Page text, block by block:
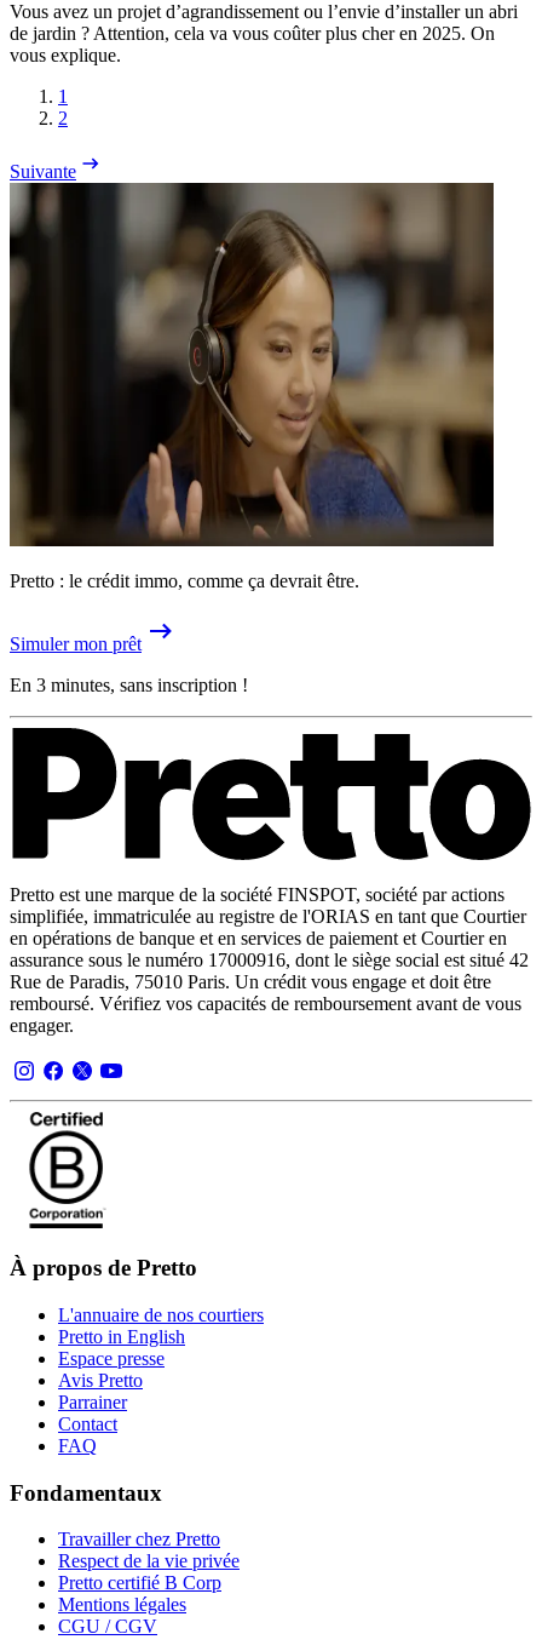
Vous avez un projet d’agrandissement ou l’envie d’installer un abri
de jardin ? Attention, cela va vous coûter plus cher en 2025. On
vous explique.
1
2
Suivante
Pretto : le crédit immo, comme ça devrait être.
Simuler mon prêt
En 3 minutes, sans inscription !
Pretto est une marque de la société FINSPOT, société par actions
simplifiée, immatriculée au registre de l'ORIAS en tant que Courtier
en opérations de banque et en services de paiement et Courtier en
assurance sous le numéro 17000916, dont le siège social est situé 42
Rue de Paradis, 75010 Paris. Un crédit vous engage et doit être
remboursé. Vérifiez vos capacités de remboursement avant de vous
engager.
À propos de Pretto
L'annuaire de nos courtiers
Pretto in English
Espace presse
Avis Pretto
Parrainer
Contact
FAQ
Fondamentaux
Travailler chez Pretto
Respect de la vie privée
Pretto certifié B Corp
Mentions légales
CGU / CGV